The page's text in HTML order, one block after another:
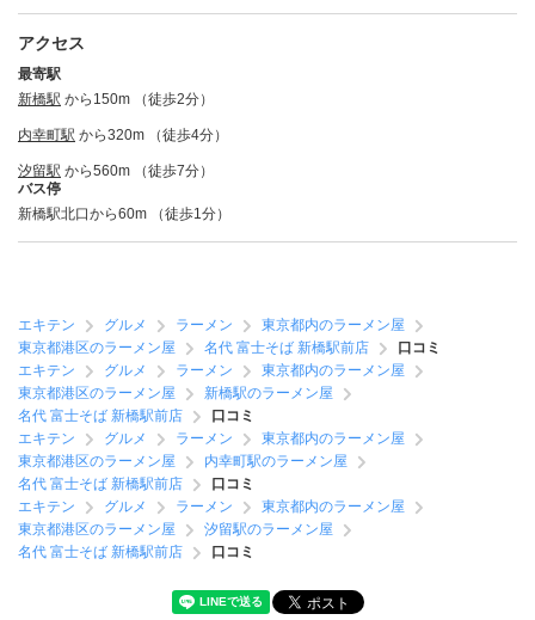
アクセス
最寄駅
新橋駅 から150m （徒歩2分）
内幸町駅 から320m （徒歩4分）
汐留駅 から560m （徒歩7分）
バス停
新橋駅北口から60m （徒歩1分）
エキテン グルメ ラーメン
東京都内のラーメン屋
東京都港区のラーメン屋
名代 富士そば 新橋駅前店
口コミ
エキテン
グルメ ラーメン
東京都内のラーメン屋
東京都港区のラーメン屋
新橋駅のラーメン屋
名代 富士そば 新橋駅前店
口コミ
エキテン
グルメ ラーメン
東京都内のラーメン屋
東京都港区のラーメン屋
内幸町駅のラーメン屋
名代 富士そば 新橋駅前店
口コミ
エキテン
グルメ ラーメン
東京都内のラーメン屋
東京都港区のラーメン屋
汐留駅のラーメン屋
名代 富士そば 新橋駅前店
口コミ